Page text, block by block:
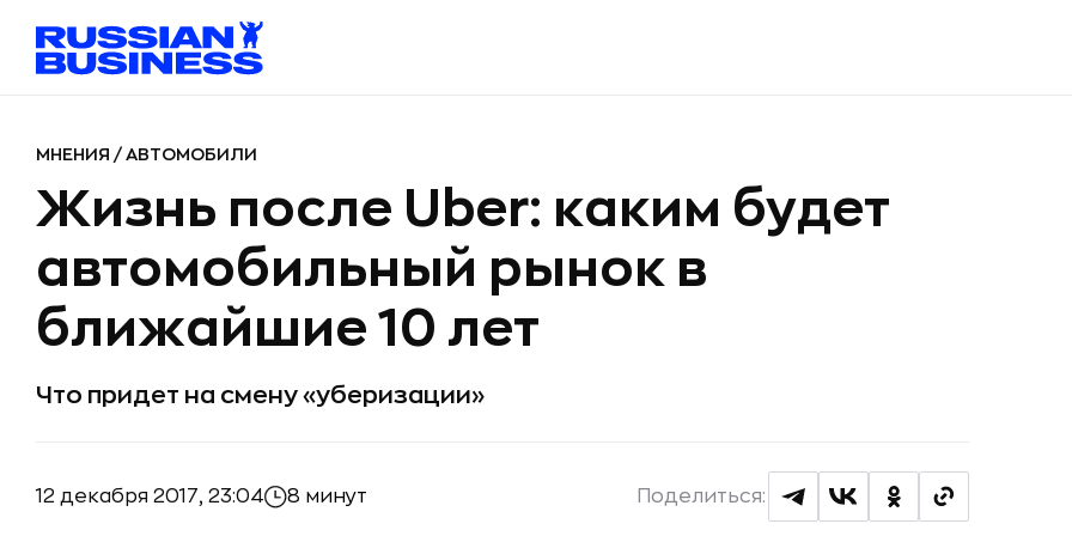
МНЕНИЯ / АВТОМОБИЛИ
Жизнь после Uber: каким будет
автомобильный рынок в
ближайшие 10 лет
Что придет на смену «уберизации»
12 декабря 2017, 23:04 8 минут Поделиться: